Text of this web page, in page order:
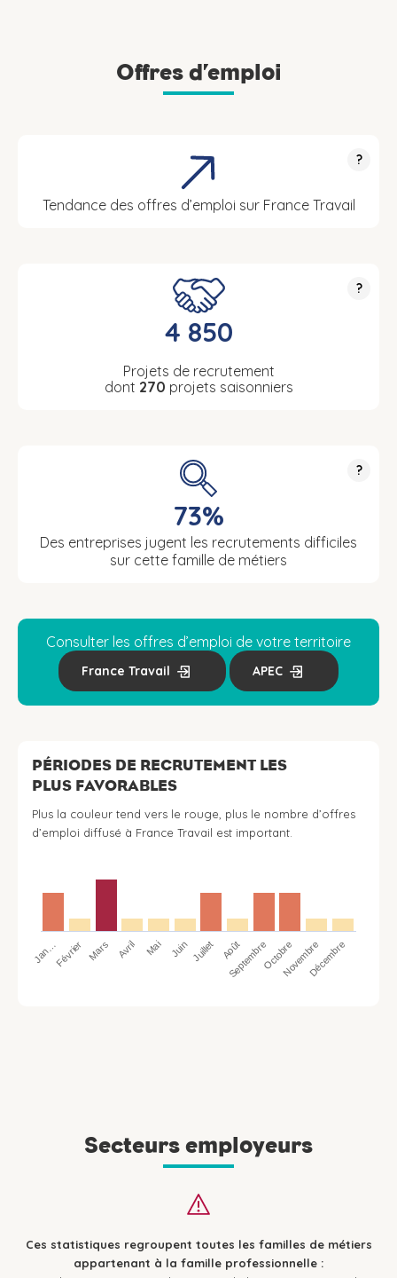
Offres d’emploi
?
Tendance des offres d’emploi sur France Travail
?
4 850
Projets de recrutement
dont 270 projets saisonniers
?
73%
Des entreprises jugent les recrutements difficiles
sur cette famille de métiers
Consulter les offres d’emploi de votre territoire
France Travail APEC
PÉRIODES DE RECRUTEMENT LES
PLUS FAVORABLES
Plus la couleur tend vers le rouge, plus le nombre d’offres
d’emploi diffusé à France Travail est important.
Jan…Février Mars Avril Mai Juin Juillet Août
SeptembreOctobreNovembreDécembre
Secteurs employeurs
Ces statistiques regroupent toutes les familles de métiers
appartenant à la famille professionnelle :